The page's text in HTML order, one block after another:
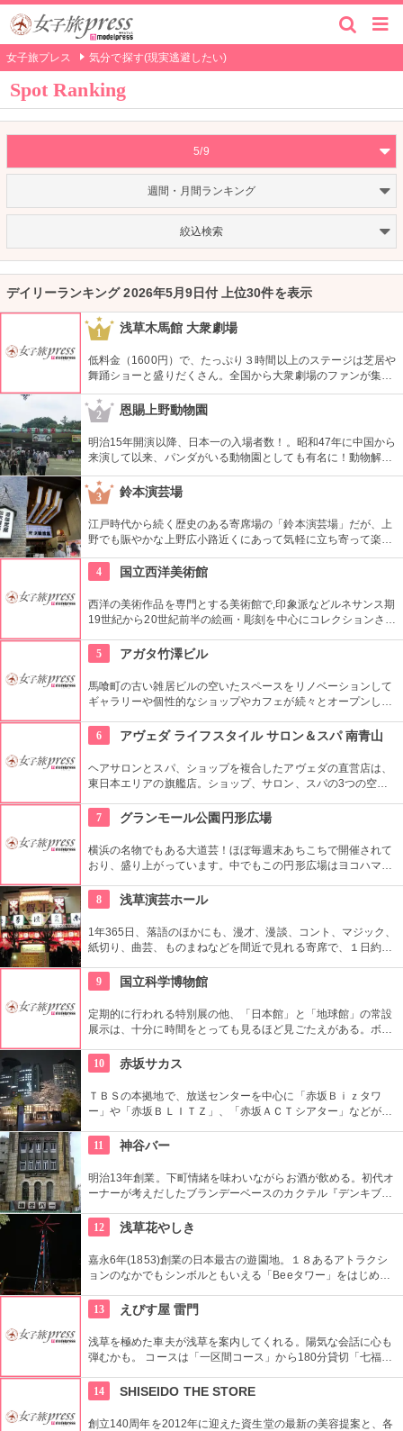
女子旅プレス 気分で探す(現実逃避したい)
Spot Ranking
5/9
週間・月間ランキング
絞込検索
デイリーランキング 2026年5月9日付 上位30件を表示
1 浅草木馬館 大衆劇場
低料金（1600円）で、たっぷり３時間以上のステージは芝居や
舞踊ショーと盛りだくさん。全国から大衆劇場のファンが集ま
り、お目当ての役者が登場すると客席から声がかかり、おひね
りが飛ぶ。
2 恩賜上野動物園
明治15年開演以降、日本一の入場者数！。昭和47年に中国から
来演して以来、パンダがいる動物園としても有名に！動物解説
員による無料のガイドツアーに参加もお勧め。
3
鈴本演芸場
江戸時代から続く歴史のある寄席場の「鈴本演芸場」だが、上
野でも賑やかな上野広小路近くにあって気軽に立ち寄って楽し
むことができる。好きな落語家や漫才の名前を見つけたら迷わ
ず入ってみてはいかがでしょう。
4 国立西洋美術館
西洋の美術作品を専門とする美術館で,印象派などルネサンス期
19世紀から20世紀前半の絵画・彫刻を中心にコレクションされ
家）たちの作品を見ることができる美術館としは日本有数。ロ
ダンの「考える人」はこちらで見れる。設計はル・コルビジェ
が手掛け、建築・インテリア好きにもおすすめ。
5 アガタ竹澤ビル
馬喰町の古い雑居ビルの空いたスペースをリノベーションして
ギャラリーや個性的なショップやカフェが続々とオープンした
注目を浴びるアートビルとなっている。
6 アヴェダ ライフスタイル サロン＆スパ 南青山
ヘアサロンとスパ、ショップを複合したアヴェダの直営店は、
東日本エリアの旗艦店。ショップ、サロン、スパの3つの空間
豊かな時間の中、リラックスしてお過ごしいただけます。
7 グランモール公園円形広場
横浜の名物でもある大道芸！ほぼ毎週末あちこちで開催されて
おり、盛り上がっています。中でもこの円形広場はヨコハマ大
労される、驚きの芸に子供も大人も釘付けです！
8 浅草演芸ホール
1年365日、落語のほかにも、漫才、漫談、コント、マジック、
紙切り、曲芸、ものまねなどを間近で見れる寄席で、１日約４
由席。
9 国立科学博物館
定期的に行われる特別展の他、「日本館」と「地球館」の常設
展示は、十分に時間をとっても見るほど見ごたえがある。ボラ
とまちがいなし。
10 赤坂サカス
ＴＢＳの本拠地で、放送センターを中心に「赤坂Ｂｉｚタワ
ー」や「赤坂ＢＬＩＴＺ」、「赤坂ＡＣＴシアター」などが揃
11
神谷バー
明治13年創業。下町情緒を味わいながらお酒が飲める。初代オ
ーナーが考えだしたブランデーベースのカクテル『デンキブラ
がいい。浅草を観光した際には是非立ち寄りたい。
12 浅草花やしき
嘉永6年(1853)創業の日本最古の遊園地。１８あるアトラクシ
ョンのなかでもシンボルともいえる「Beeタワー」をはじめ、
が揃う。
13 えびす屋 雷門
浅草を極めた車夫が浅草を案内してくれる。陽気な会話に心も
弾むかも。 コースは「一区間コース」から180分貸切「七福神
好評だとか。
14 SHISEIDO THE STORE
創立140周年を2012年に迎えた資生堂の最新の美容提案と、各